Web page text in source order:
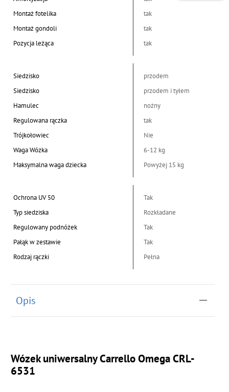
Montaż fotelika
tak
Montaż gondoli
tak
Pozycja leżąca
tak
Siedzisko
przodem
Siedzisko
przodem i tyłem
Hamulec
nożny
Regulowana rączka
tak
Trójkołowiec
Nie
Waga Wózka
6-12 kg
Maksymalna waga dziecka
Powyżej 15 kg
Ochrona UV 50
Tak
Typ siedziska
Rozkładane
Regulowany podnóżek
Tak
Pałąk w zestawie
Tak
Rodzaj rączki
Pełna
Opis
Wózek uniwersalny Carrello Omega CRL-
6531